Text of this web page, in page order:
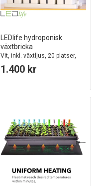
LEDlife hydroponisk
växtbricka
Vit, inkl. växtljus, 20 platser,
4x2L vattentank
1.400 kr